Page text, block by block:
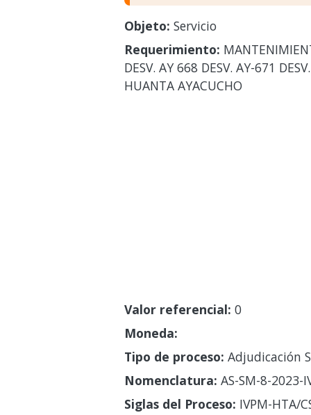
Objeto: Servicio
Requerimiento:
DESV. AY 668 DESV. AY-671
HUANTA AYACUCHO
Valor referencial: 0
Moneda:
Tipo de proceso: Adjudicación
Nomenclatura: AS-SM-8-2023-
Siglas del Proceso: IVPM-HTA/